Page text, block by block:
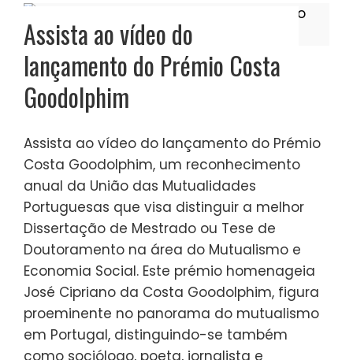
Assista ao vídeo do
lançamento do Prémio Costa
Goodolphim
Assista ao vídeo do lançamento do Prémio
Costa Goodolphim, um reconhecimento
anual da União das Mutualidades
Portuguesas que visa distinguir a melhor
Dissertação de Mestrado ou Tese de
Doutoramento na área do Mutualismo e
Economia Social. Este prémio homenageia
José Cipriano da Costa Goodolphim, figura
proeminente no panorama do mutualismo
em Portugal, distinguindo-se também
como sociólogo, poeta, jornalista e